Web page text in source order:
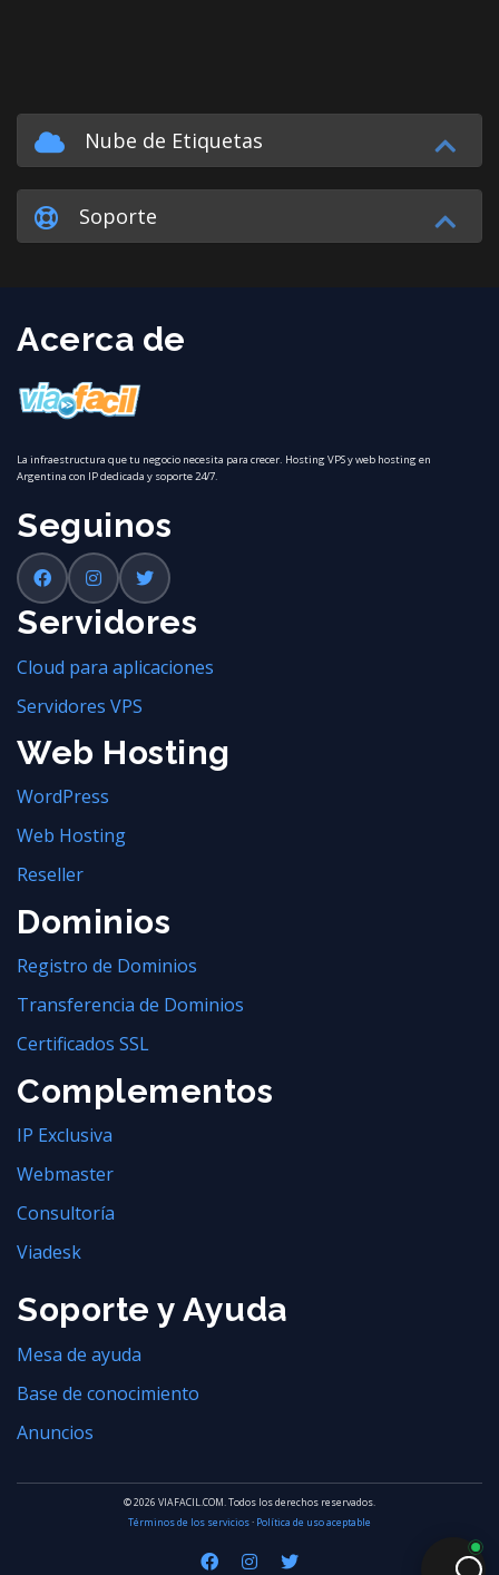
Nube de Etiquetas
Soporte
Acerca de
La infraestructura que tu negocio necesita para crecer. Hosting VPS y web hosting en
Argentina con IP dedicada y soporte 24/7.
Seguinos
Servidores
Cloud para aplicaciones
Servidores VPS
Web Hosting
WordPress
Web Hosting
Reseller
Dominios
Registro de Dominios
Transferencia de Dominios
Certificados SSL
Complementos
IP Exclusiva
Webmaster
Consultoría
Viadesk
Soporte y Ayuda
Mesa de ayuda
Base de conocimiento
Anuncios
© 2026 VIAFACIL.COM. Todos los derechos reservados.
Términos de los servicios· Política de uso aceptable